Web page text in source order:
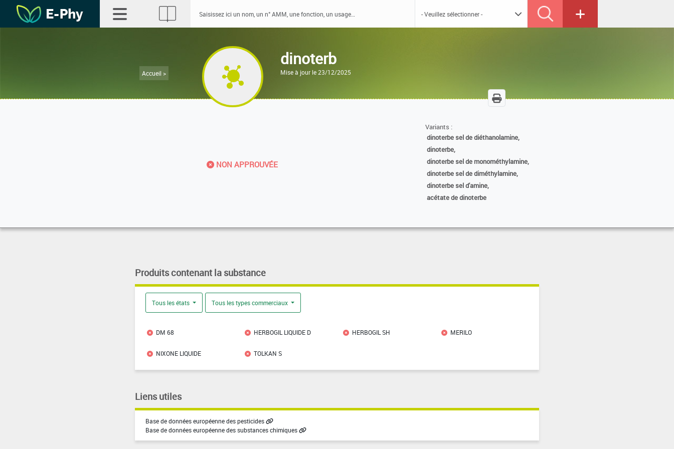
Accueil >
dinoterb
Mise à jour le 23/12/2025
NON APPROUVÉE
Variants :
dinoterbe sel de diéthanolamine,
dinoterbe,
dinoterbe sel de monométhylamine,
dinoterbe sel de diméthylamine,
dinoterbe sel d'amine,
acétate de dinoterbe
Produits contenant la substance
Tous les états Tous les types commerciaux
DM 68 HERBOGIL LIQUIDE D HERBOGIL SH MERILO
NIXONE LIQUIDE TOLKAN S
Liens utiles
Base de données européenne des pesticides
Base de données européenne des substances chimiques